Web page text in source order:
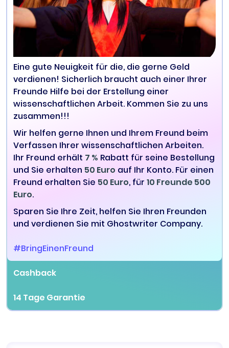
Eine gute Neuigkeit für die, die gerne Geld
verdienen! Sicherlich braucht auch einer Ihrer
Freunde Hilfe bei der Erstellung einer
wissenschaftlichen Arbeit. Kommen Sie zu uns
zusammen!!!
Wir helfen gerne Ihnen und Ihrem Freund beim
Verfassen Ihrer wissenschaftlichen Arbeiten.
Ihr Freund erhält 7 % Rabatt für seine Bestellung
und Sie erhalten 50 Euro auf Ihr Konto. Für einen
Freund erhalten Sie 50 Euro, für 10 Freunde 500
Euro.
Sparen Sie Ihre Zeit, helfen Sie Ihren Freunden
und verdienen Sie mit Ghostwriter Company.
#BringEinenFreund
Cashback
14 Tage Garantie